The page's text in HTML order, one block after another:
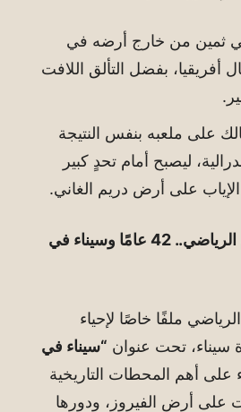
ثمين من خارج أرضه في
بفضل التألق اللافت
على ملعبه بنفس النتيجة
ليصبح أمام تحدٍ كبير
على أرض دريم الغاني.
ملف خاص في الأهرام الرياضي.. 42 عامًا وسيناء في
ملفًا خاصًا لإحياء
“سيناء في
على أهم المحطات التاريخية
على أرض الفيروز، ودورها